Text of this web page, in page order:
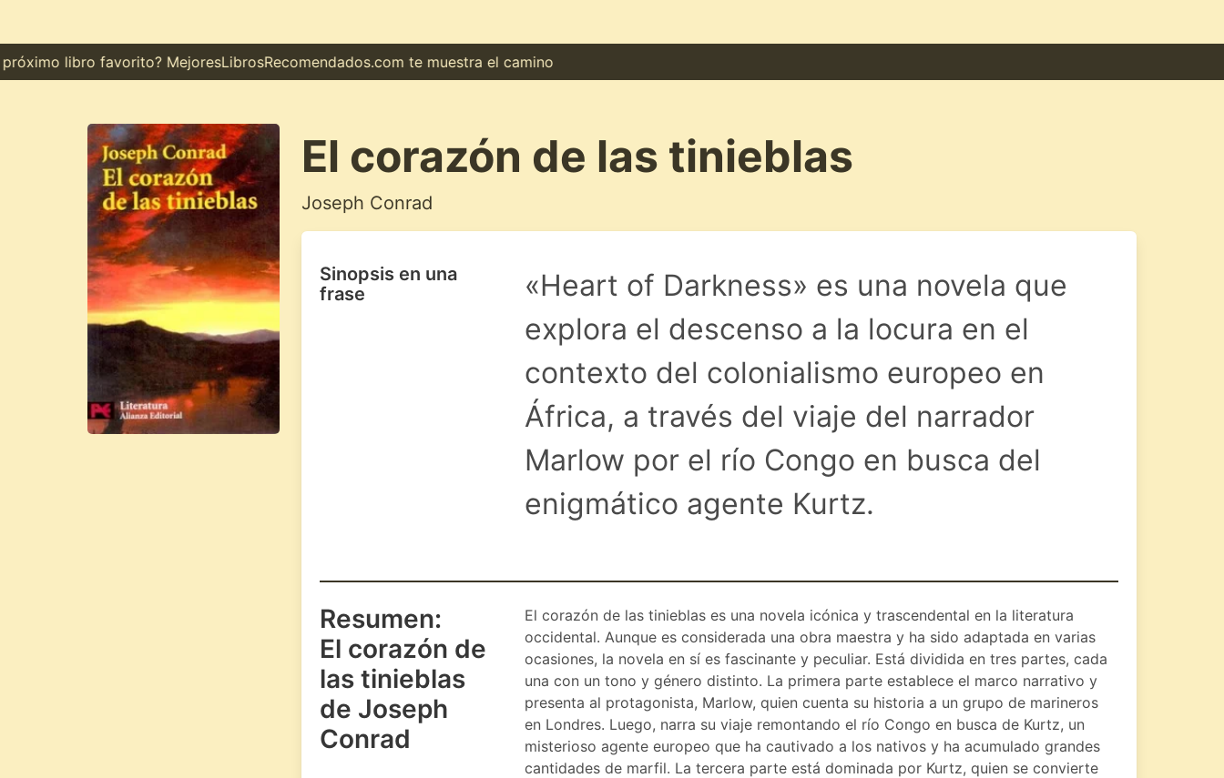
libro favorito? MejoresLibrosRecomendados.com te muestra el camino
El corazón de las tinieblas
Joseph Conrad
Sinopsis en una
frase
«Heart of Darkness» es una novela que
explora el descenso a la locura en el
contexto del colonialismo europeo en
África, a través del viaje del narrador
Marlow por el río Congo en busca del
enigmático agente Kurtz.
Resumen:
El corazón de
las tinieblas
de Joseph
Conrad
El corazón de las tinieblas es una novela icónica y trascendental en la literatura
occidental. Aunque es considerada una obra maestra y ha sido adaptada en varias
ocasiones, la novela en sí es fascinante y peculiar. Está dividida en tres partes, cada
una con un tono y género distinto. La primera parte establece el marco narrativo y
presenta al protagonista, Marlow, quien cuenta su historia a un grupo de marineros
en Londres. Luego, narra su viaje remontando el río Congo en busca de Kurtz, un
misterioso agente europeo que ha cautivado a los nativos y ha acumulado grandes
cantidades de marfil. La tercera parte está dominada por Kurtz, quien se convierte